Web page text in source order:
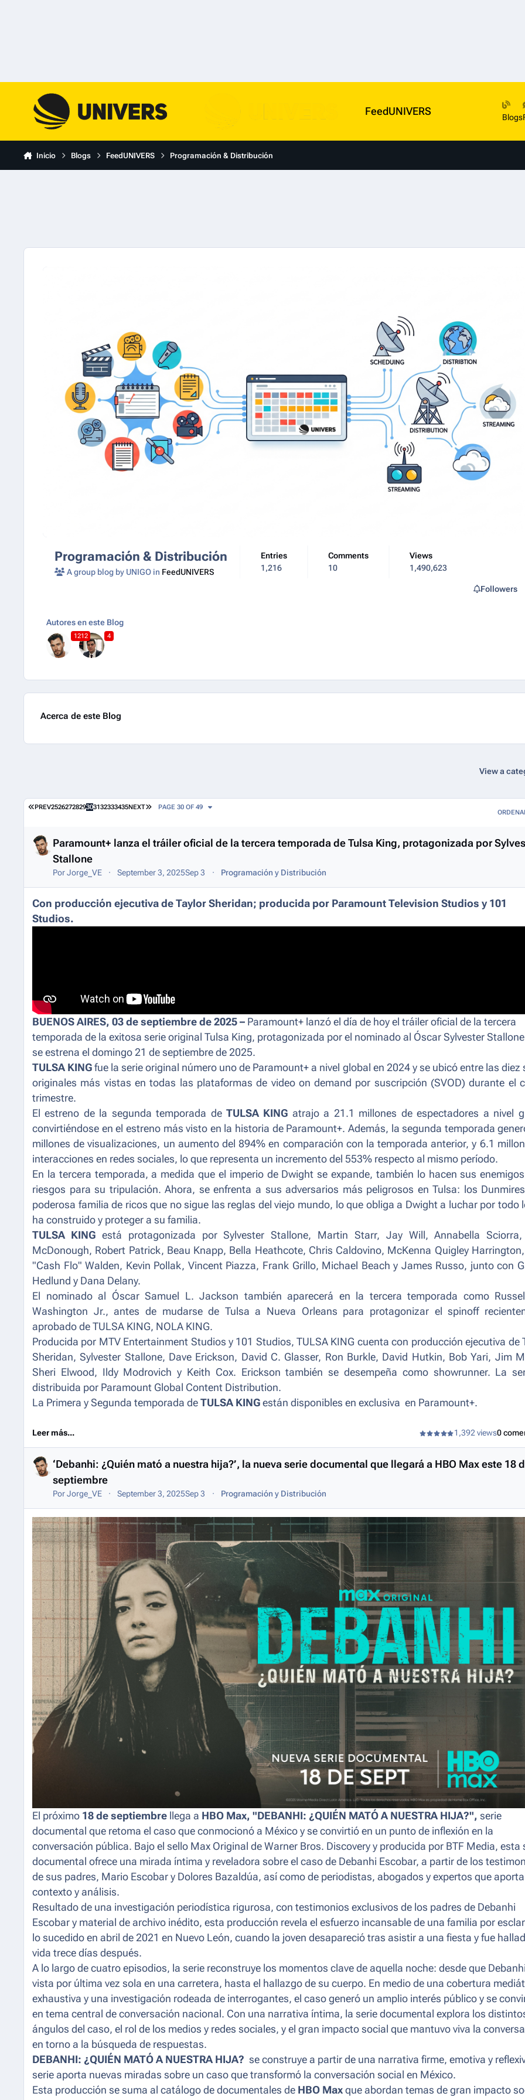
FeedUNIVERS Blogs
Inicio Blogs FeedUNIVERS Programación & Distribución
Programación & Distribución
A group blog by UNIGO in FeedUNIVERS
Entries
1,216
Comments
10
Views
1,490,623
Followers
Autores en este Blog
1212 4
Acerca de este Blog
View a
Entries in this blog
FIRST PAGE
PREV2526272829303132333435NEXT LAST PAGE
PAGE 30 OF 49
Paramount+ lanza el tráiler oficial de la tercera temporada de Tulsa King, protagonizada por
Stallone
PorJorge_VE September 3, 2025Sep 3 Programación y Distribución
Con producción ejecutiva de Taylor Sheridan; producida por Paramount Television Studios y 101
Studios.
BUENOS AIRES, 03 de septiembre de 2025 – Paramount+ lanzó el día de hoy el tráiler oficial de la tercera
temporada de la exitosa serie original Tulsa King, protagonizada por el nominado al Óscar Sylvester
se estrena el domingo 21 de septiembre de 2025.
TULSA KING fue la serie original número uno de Paramount+ a nivel global en 2024 y se ubicó entre las diez
originales más vistas en todas las plataformas de video on demand por suscripción (SVOD) durante el
trimestre.
El estreno de la segunda temporada de TULSA KING atrajo a 21.1 millones de espectadores a nivel
convirtiéndose en el estreno más visto en la historia de Paramount+. Además, la segunda temporada
millones de visualizaciones, un aumento del 894% en comparación con la temporada anterior, y 6.1
interacciones en redes sociales, lo que representa un incremento del 553% respecto al mismo período.
En la tercera temporada, a medida que el imperio de Dwight se expande, también lo hacen sus
riesgos para su tripulación. Ahora, se enfrenta a sus adversarios más peligrosos en Tulsa: los
poderosa familia de ricos que no sigue las reglas del viejo mundo, lo que obliga a Dwight a luchar por todo
ha construido y proteger a su familia.
TULSA KING está protagonizada por Sylvester Stallone, Martin Starr, Jay Will, Annabella
McDonough, Robert Patrick, Beau Knapp, Bella Heathcote, Chris Caldovino, McKenna Quigley
"Cash Flo" Walden, Kevin Pollak, Vincent Piazza, Frank Grillo, Michael Beach y James Russo, junto con
Hedlund y Dana Delany.
El nominado al Óscar Samuel L. Jackson también aparecerá en la tercera temporada como
Washington Jr., antes de mudarse de Tulsa a Nueva Orleans para protagonizar el spinoff
aprobado de TULSA KING, NOLA KING.
Producida por MTV Entertainment Studios y 101 Studios, TULSA KING cuenta con producción ejecutiva de
Sheridan, Sylvester Stallone, Dave Erickson, David C. Glasser, Ron Burkle, David Hutkin, Bob Yari, Jim
Sheri Elwood, Ildy Modrovich y Keith Cox. Erickson también se desempeña como showrunner. La
distribuida por Paramount Global Content Distribution.
La Primera y Segunda temporada de TULSA KING están disponibles en exclusiva en Paramount+.
Leer más... 1,392 views0
‘Debanhi: ¿Quién mató a nuestra hija?’, la nueva serie documental que llegará a HBO Max este 18
septiembre
PorJorge_VE September 3, 2025Sep 3 Programación y Distribución
El próximo 18 de septiembre llega a HBO Max, "DEBANHI: ¿QUIÉN MATÓ A NUESTRA HIJA?", serie
documental que retoma el caso que conmocionó a México y se convirtió en un punto de inflexión en la
conversación pública. Bajo el sello Max Original de Warner Bros. Discovery y producida por BTF Media, esta
documental ofrece una mirada íntima y reveladora sobre el caso de Debanhi Escobar, a partir de los
de sus padres, Mario Escobar y Dolores Bazaldúa, así como de periodistas, abogados y expertos que
contexto y análisis.
Resultado de una investigación periodística rigurosa, con testimonios exclusivos de los padres de Debanhi
Escobar y material de archivo inédito, esta producción revela el esfuerzo incansable de una familia por
lo sucedido en abril de 2021 en Nuevo León, cuando la joven desapareció tras asistir a una fiesta y fue
vida trece días después.
A lo largo de cuatro episodios, la serie reconstruye los momentos clave de aquella noche: desde que
vista por última vez sola en una carretera, hasta el hallazgo de su cuerpo. En medio de una cobertura
exhaustiva y una investigación rodeada de interrogantes, el caso generó un amplio interés público y se
en tema central de conversación nacional. Con una narrativa íntima, la serie documental explora los
ángulos del caso, el rol de los medios y redes sociales, y el gran impacto social que mantuvo viva la
en torno a la búsqueda de respuestas.
DEBANHI: ¿QUIÉN MATÓ A NUESTRA HIJA? se construye a partir de una narrativa firme, emotiva y
serie aporta nuevas miradas sobre un caso que transformó la conversación social en México.
Esta producción se suma al catálogo de documentales de HBO Max que abordan temas de gran impacto